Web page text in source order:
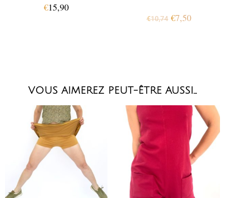
€15,90
€10,74 €7,50
VOUS AIMEREZ PEUT-ÊTRE AUSSI…